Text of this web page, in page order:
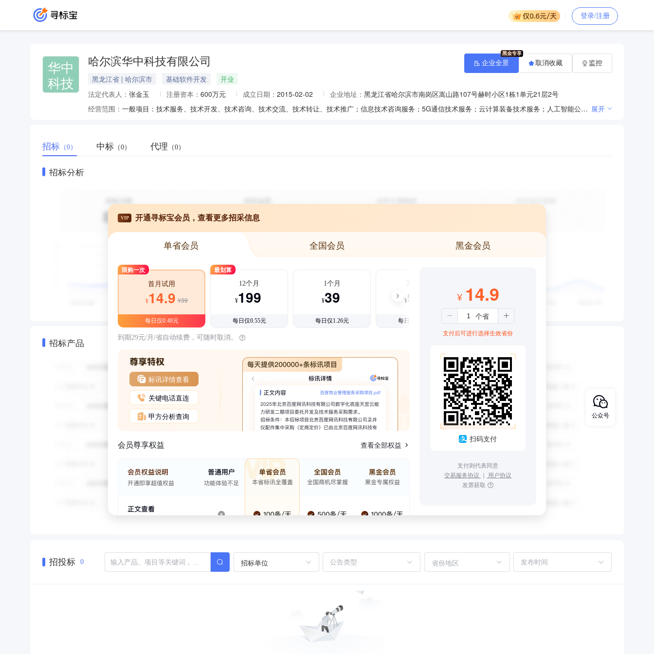
登录/注册
华中
科技
哈尔滨华中科技有限公司
黑龙江省 | 哈尔滨市 基础软件开发
开业
法定代表人： 张金玉 注册资本： 600万元 成立日期： 2015-02-02 企业地址： 黑龙江省哈尔滨市南岗区嵩山路107号赫时小区1栋1单元21层2号
经营范围：
一般项目：技术服务、技术开发、技术咨询、技术交流、技术转让、技术推广；信息技术咨询服务；5G通信技术服务；云计算装备技术服务；人工智能公共服务平台技术咨询服务；信息安全设备销售；互联网设备销售；销售代理；试验机销售；商务代理代办服务；软件销售；互联网数据服务；工业互联网数据服务；与农业生产经营有关的技术、信息、设施建设运营等服务；软件开发；计算机软硬件及辅助设备零售；可穿戴智能设备销售；海洋能系统与设备销售；电子产品销售；物联网设备销售；网络设备销售；智能无人飞行器销售；数字视频监控系统销售；商用密码产品销售；信息系统运行维护服务；光通信设备销售；数据处理和存储支持服务；卫星遥感应用系统集成；地理遥感信息服务；电线、电缆经营；建筑装饰材料销售；机械电气设备销售；建筑工程机械与设备租赁；大数据服务；数据处理服务；终端测试设备销售；电子测量仪器销售；办公服务；环境应急技术装备销售；技术玻璃制品销售；区块链技术相关软件和服务；网络技术服务；物联网技术服务；卫星技术综合应用系统集成；会议及展览服务；安全技术防范系统设计施工服务；污水处理及其再生利用；水质污染物监测及检测仪器仪表销售；泵及真空设备销售；气体、液体分离及纯净设备销售；环境保护监测；水环境污染防治服务；农业面源和重金属污染防治技术服务；农业专业及辅助性活动；非金属矿及制品销售；物联网应用服务；环保咨询服务；资源循环利用服务技术咨询；生态环境监测及检测仪器仪表销售；环境监测专用仪器仪表销售；照明器具销售；半导体照明器件销售；移动通信设备销售；交通及公共管理用标牌销售；城乡市容管理；电子专用材料销售。 展开
企业全景 取消收藏 监控
招标 （0） 中标 （0） 代理 （0）
招标分析
招标产品
VIP 开通寻标宝会员，查看更多招采信息
单省会员 全国会员 黑金会员
限购一次
首月试用
¥14.9 ¥39
每日仅0.48元
最划算
12个月
¥199
每日仅0.55元
1个月
¥39
每日仅1.26元
3个月
¥99
每日仅1.08元
到期29元/月/省自动续费，可随时取消。
标讯详情查看
关键电话直连
甲方分析查询
会员尊享权益 查看全部权益
¥ 14.9
支付后可进行选择生效省份
扫码支付
支付则代表同意
交易服务协议 ｜ 用户协议
发票获取
招投标 0 招标单位 省份地区
公众号